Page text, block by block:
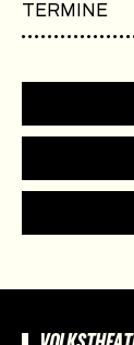
TERMINE